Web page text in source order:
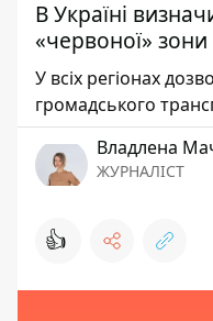
В Україні
«червоної»
У всіх регіонах
громадського
Владлена
ЖУРНАЛІСТ
👍